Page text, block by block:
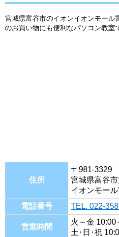
宮城県富谷市のイオンイオンモール
のお買い物にも便利なパソコン教室
住所
〒981-3329
宮城県富谷
イオンモー
電話番号
TEL. 022-
営業時間
火～金 10:00
土･日･祝